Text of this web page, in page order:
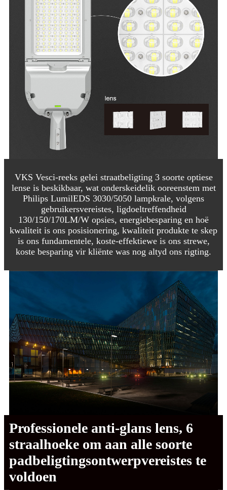
VKS Vesci-reeks gelei straatbeligting 3 soorte optiese
lense is beskikbaar, wat onderskeidelik ooreenstem met
Philips LumilEDS 3030/5050 lampkrale, volgens
gebruikersvereistes, ligdoeltreffendheid
130/150/170LM/W opsies, energiebesparing en hoë
kwaliteit is ons posisionering, kwaliteit produkte te skep
is ons fundamentele, koste-effektiewe is ons strewe,
koste besparing vir kliënte was nog altyd ons rigting.
Professionele anti-glans lens, 6
straalhoeke om aan alle soorte
padbeligtingsontwerpvereistes te
voldoen